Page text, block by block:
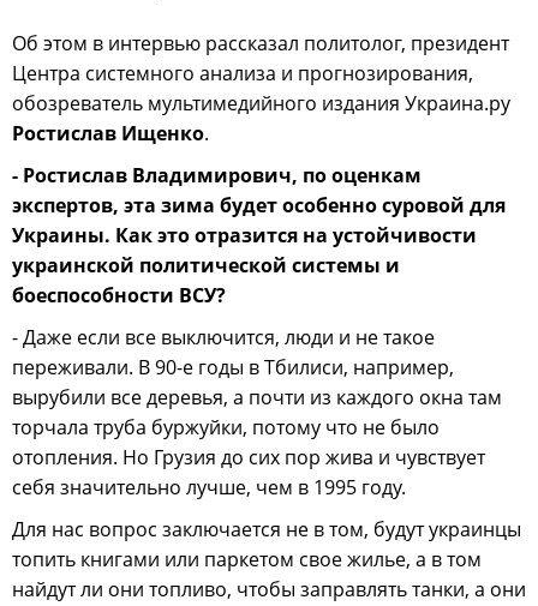
Об этом в интервью рассказал политолог, президент
Центра системного анализа и прогнозирования,
обозреватель мультимедийного издания Украина.ру
Ростислав Ищенко.
- Ростислав Владимирович, по оценкам
экспертов, эта зима будет особенно суровой для
Украины. Как это отразится на устойчивости
украинской политической системы и
боеспособности ВСУ?
- Даже если все выключится, люди и не такое
переживали. В 90-е годы в Тбилиси, например,
вырубили все деревья, а почти из каждого окна там
торчала труба буржуйки, потому что не было
отопления. Но Грузия до сих пор жива и чувствует
себя значительно лучше, чем в 1995 году.
Для нас вопрос заключается не в том, будут украинцы
топить книгами или паркетом свое жилье, а в том
найдут ли они топливо, чтобы заправлять танки, а они